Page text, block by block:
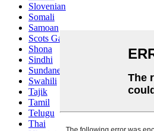
Slovenian
Somali
Samoan
Scots Gaelic
Shona
Sindhi
Sundanese
Swahili
Tajik
Tamil
Telugu
Thai